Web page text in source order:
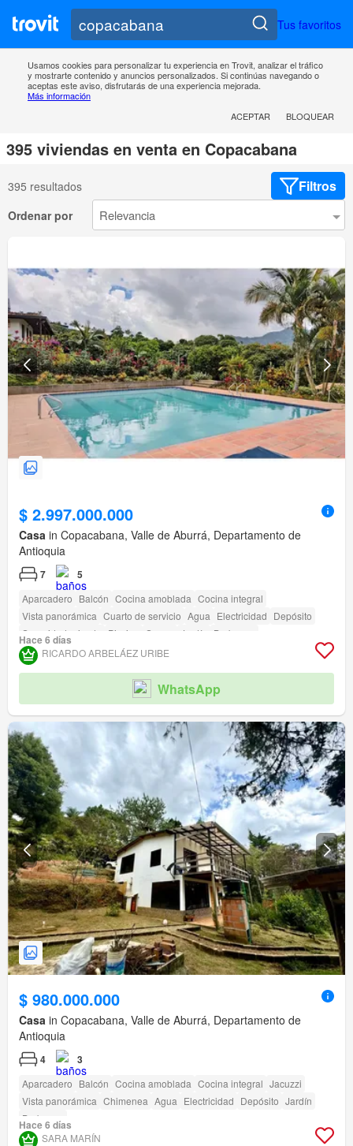
Tus favoritos
Usamos cookies para personalizar tu experiencia en Trovit, analizar el tráfico
y mostrarte contenido y anuncios personalizados. Si continúas navegando o
aceptas este aviso, disfrutarás de una experiencia mejorada.
Más información
ACEPTAR
BLOQUEAR
395 viviendas en venta en Copacabana
395 resultados Filtros
Ordenar por
$ 2.997.000.000
Casa in Copacabana, Valle de Aburrá, Departamento de
Antioquia
7 5
Aparcadero Balcón Cocina amoblada Cocina integral
Vista panorámica Cuarto de servicio Agua Electricidad Depósito
Seguridad privada
Piscina Sauna Jardín Barbecue
Hace 6 días
RICARDO ARBELÁEZ URIBE
WhatsApp
$ 980.000.000
Casa in Copacabana, Valle de Aburrá, Departamento de
Antioquia
4 3
Aparcadero Balcón Cocina amoblada Cocina integral Jacuzzi
Vista panorámica Chimenea Agua Electricidad Depósito Jardín
Barbecue
Hace 6 días
SARA MARÍN